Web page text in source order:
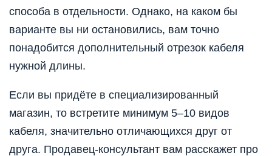
способа в отдельности. Однако, на каком бы
варианте вы ни остановились, вам точно
понадобится дополнительный отрезок кабеля
нужной длины.
Если вы придёте в специализированный
магазин, то встретите минимум 5–10 видов
кабеля, значительно отличающихся друг от
друга. Продавец-консультант вам расскажет про